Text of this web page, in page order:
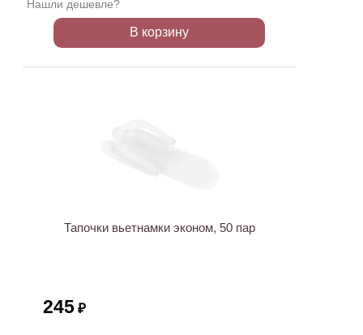
Нашли дешевле?
В корзину
Тапочки вьетнамки эконом, 50 пар
245 ₽